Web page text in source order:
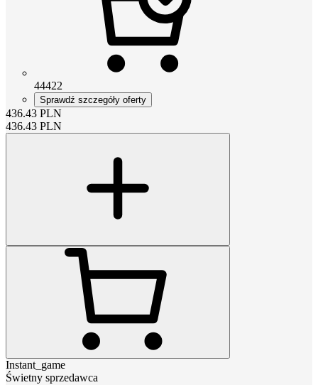
44422
Sprawdź szczegóły oferty
436.43 PLN
436.43 PLN
Instant_game
Świetny sprzedawca